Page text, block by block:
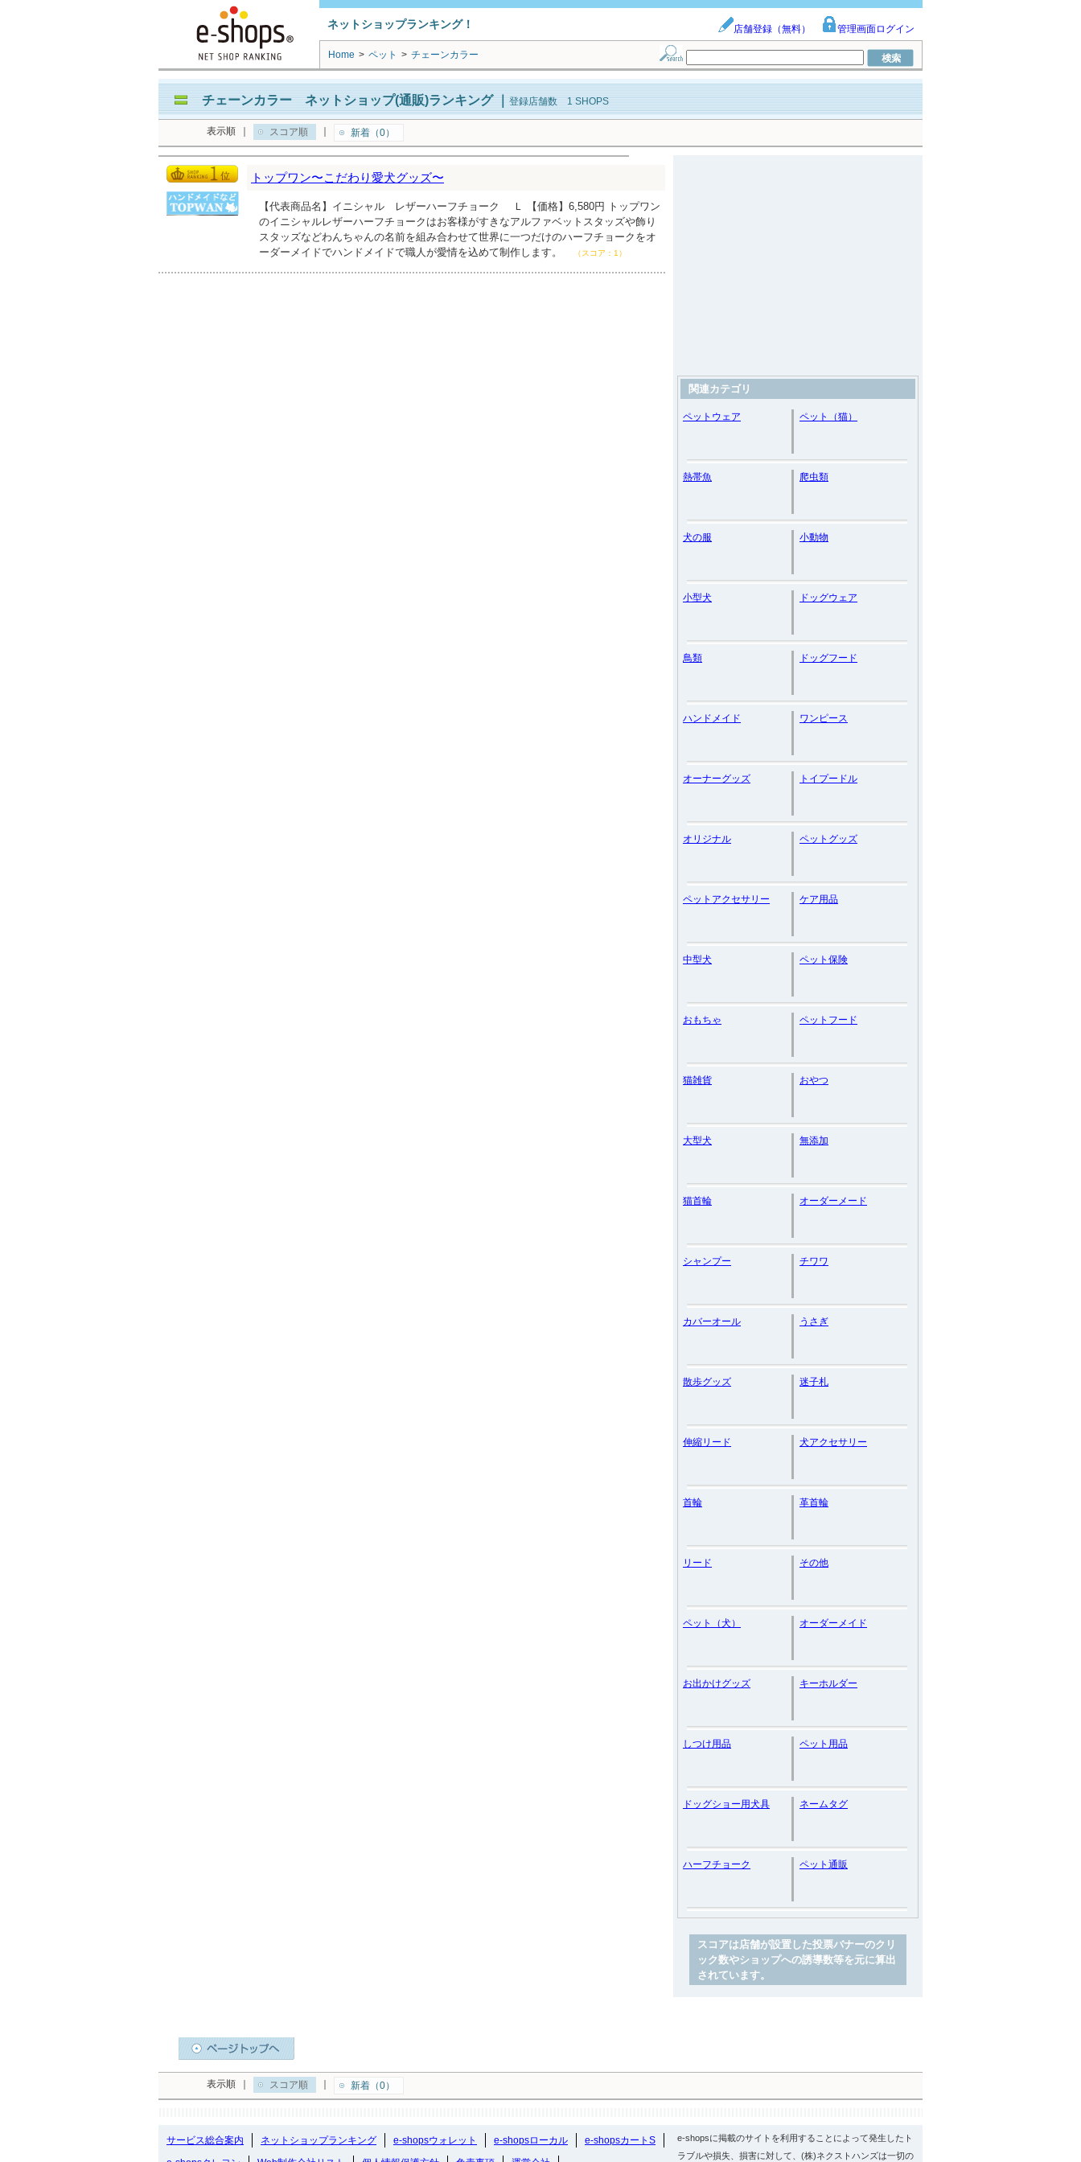
ネットショップランキング！ 店舗登録（無料） 管理画面ログイン
Home > ペット > チェーンカラー
チェーンカラー ネットショップ(通販)ランキング｜ 登録店舗数 1 SHOPS
表示順 スコア順 新着（0）
トップワン〜こだわり愛犬グッズ〜
【代表商品名】イニシャル レザーハーフチョーク Ｌ 【価格】6,580円 トップワン
のイニシャルレザーハーフチョークはお客様がすきなアルファベットスタッズや飾り
スタッズなどわんちゃんの名前を組み合わせて世界に一つだけのハーフチョークをオ
ーダーメイドでハンドメイドで職人が愛情を込めて制作します。
（スコア：1）
関連カテゴリ
ペットウェア ペット（猫）
熱帯魚 爬虫類
犬の服 小動物
小型犬 ドッグウェア
鳥類 ドッグフード
ハンドメイド ワンピース
オーナーグッズ トイプードル
オリジナル ペットグッズ
ペットアクセサリー ケア用品
中型犬 ペット保険
おもちゃ ペットフード
猫雑貨 おやつ
大型犬 無添加
猫首輪 オーダーメード
シャンプー チワワ
カバーオール うさぎ
散歩グッズ 迷子札
伸縮リード 犬アクセサリー
首輪 革首輪
リード その他
ペット（犬） オーダーメイド
お出かけグッズ キーホルダー
しつけ用品 ペット用品
ドッグショー用犬具 ネームタグ
ハーフチョーク ペット通販
スコアは店舗が設置した投票バナーのクリ
ック数やショップへの誘導数等を元に算出
されています。
表示順 スコア順 新着（0）
サービス総合案内 ネットショップランキング e-shopsウォレット e-shopsローカル
e-shopsカートS
e-shopsに掲載のサイトを利用することによって発生したト
ラブルや損失、損害に対して、(株)ネクストハンズは一切の